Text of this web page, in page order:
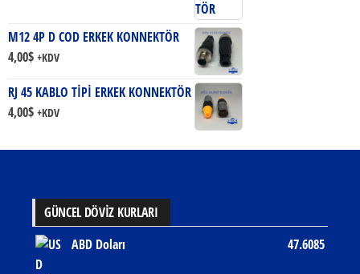
M12 4P D COD ERKEK KONNEKTÖR
4,00$ +KDV
RJ 45 KABLO TİPİ ERKEK KONNEKTÖR
4,00$ +KDV
GÜNCEL DÖVİZ KURLARI
ABD Doları
47.6085